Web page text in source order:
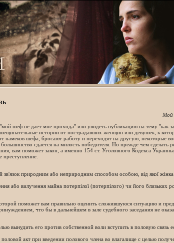
Мой
шеф не дает мне прохода" или увидеть публикацию на тему "как
истории от пострадавших женщин или девушек, к
намеков шефа, бросают работу и переходят на другую, некоторые
сдается на милость победителя. Но прежде чем сделать
вам поможет закон, а именно 154 ст. Уголовного Кодекса
преступление.
природним або неприродним способом особою, від якої жінка
або вилучення майна потерпілої (потерпілого) чи його близьких
поможет вам правильно оценить сложившуюся ситуацию и
что бы в дальнейшем в зале судебного заседания не
вынудить его против собственной воли вступить в половую связь
акт при введении полового члена во влагалище с целью